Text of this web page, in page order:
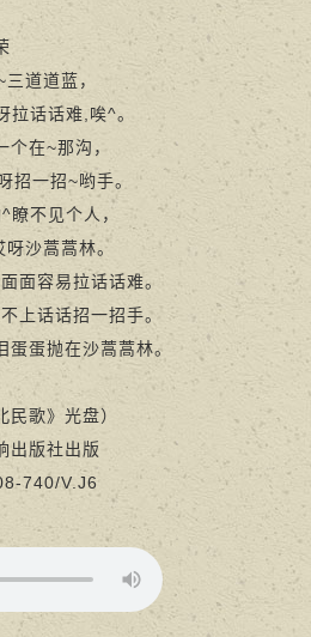
道道蓝，
拉话话难,唉^。
在~那沟，
招一招~哟手。
瞭不见个人，
沙蒿蒿林。
面容易拉话话难。
上话话招一招手。
蛋抛在沙蒿蒿林。
歌》光盘）
出版社出版
740/V.J6